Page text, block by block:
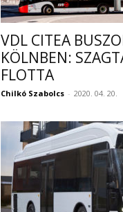
VDL CITEA
KÖLNBEN:
FLOTTA
Chilkó Szabolcs - 2020. 04. 20.